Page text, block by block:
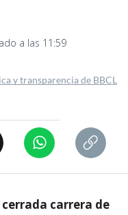
a las 11:59
y transparencia de BBCL
cerrada carrera de